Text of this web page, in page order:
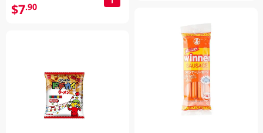
$7.90